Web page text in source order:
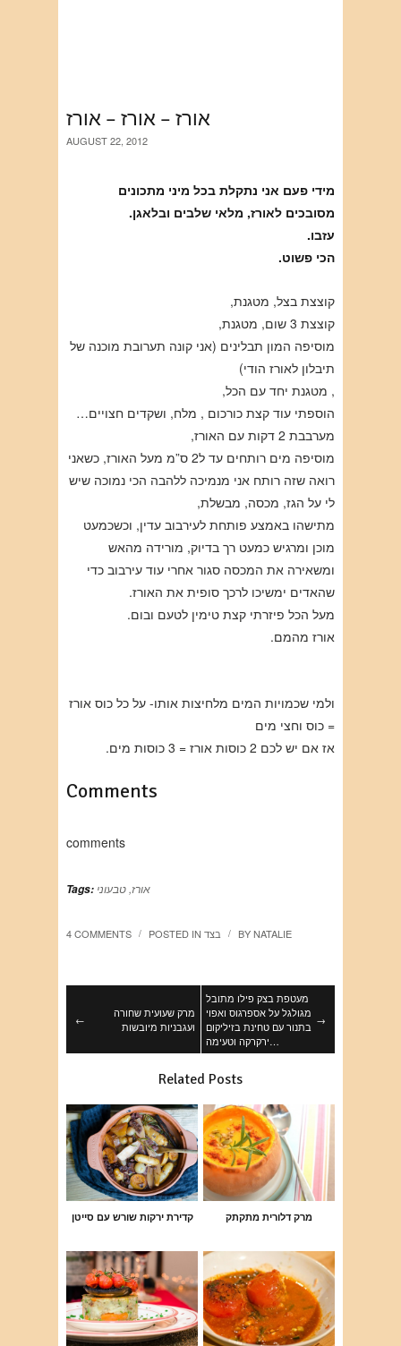
אורז – אורז – אורז
AUGUST 22, 2012
מידי פעם אני נתקלת בכל מיני מתכונים
מסובכים לאורז, מלאי שלבים ובלאגן.
עזבו.
הכי פשוט.
קוצצת בצל, מטגנת,
קוצצת 3 שום, מטגנת,
מוסיפה המון תבלינים (אני קונה תערובת מוכנה של
תיבלון לאורז הודי)
, מטגנת יחד עם הכל,
הוספתי עוד קצת כורכום , מלח, ושקדים חצויים…
מערבבת 2 דקות עם האורז,
מוסיפה מים רותחים עד ל2 ס”מ מעל האורז, כשאני
רואה שזה רותח אני מנמיכה ללהבה הכי נמוכה שיש
לי על הגז, מכסה, מבשלת,
מתישהו באמצע פותחת לעירבוב עדין, וכשכמעט
מוכן ומרגיש כמעט רך בדיוק, מורידה מהאש
ומשאירה את המכסה סגור אחרי עוד עירבוב כדי
שהאדים ימשיכו לרכך סופית את האורז.
מעל הכל פיזרתי קצת טימין לטעם ובום.
אורז מהמם.
ולמי שכמויות המים מלחיצות אותו- על כל כוס אורז
= כוס וחצי מים
אז אם יש לכם 2 כוסות אורז = 3 כוסות מים.
Comments
comments
Tags: אורז, טבעוני
4 COMMENTS / POSTED IN בצד / BYNATALIE
←
מרק שעועית שחורה
ועגבניות מיובשות
מעטפת בצק פילו מתובל
מגולגל על אספרגוס ואפוי
בתנור עם טחינת בזיליקום
ירקרקה וטעימה…
→
Related Posts
קדירת ירקות שורש עם סייטן מרק דלורית מתקתק